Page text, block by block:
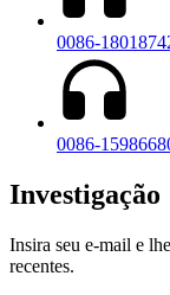
0086-
0086-
Investigação
Insira seu e-mail e
recentes.